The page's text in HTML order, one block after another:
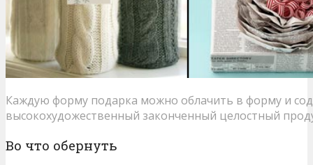
Каждую форму подарка можно облачить в форму и
высокохудожественный законченный целостный
Во что обернуть